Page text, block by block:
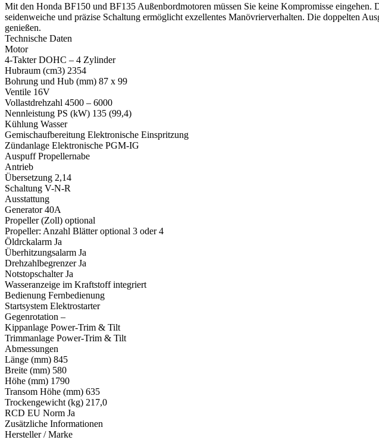
Mit den Honda BF150 und BF135 Außenbordmotoren müssen Sie keine Kompromisse
seidenweiche und präzise Schaltung ermöglicht exzellentes Manövrierverhalten. Die doppelten
genießen.
Technische Daten
Motor
4-Takter DOHC – 4 Zylinder
Hubraum (cm3) 2354
Bohrung und Hub (mm) 87 x 99
Ventile 16V
Vollastdrehzahl 4500 – 6000
Nennleistung PS (kW) 135 (99,4)
Kühlung Wasser
Gemischaufbereitung Elektronische Einspritzung
Zündanlage Elektronische PGM-IG
Auspuff Propellernabe
Antrieb
Übersetzung 2,14
Schaltung V-N-R
Ausstattung
Generator 40A
Propeller (Zoll) optional
Propeller: Anzahl Blätter optional 3 oder 4
Öldrckalarm Ja
Überhitzungsalarm Ja
Drehzahlbegrenzer Ja
Notstopschalter Ja
Wasseranzeige im Kraftstoff integriert
Bedienung Fernbedienung
Startsystem Elektrostarter
Gegenrotation –
Kippanlage Power-Trim & Tilt
Trimmanlage Power-Trim & Tilt
Abmessungen
Länge (mm) 845
Breite (mm) 580
Höhe (mm) 1790
Transom Höhe (mm) 635
Trockengewicht (kg) 217,0
RCD EU Norm Ja
Zusätzliche Informationen
Hersteller / Marke